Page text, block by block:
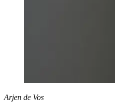
Arjen de Vos